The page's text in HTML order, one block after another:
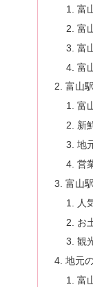
富
富
富
富
富山
富
新
地
営
富山
人
お
観
地元
富